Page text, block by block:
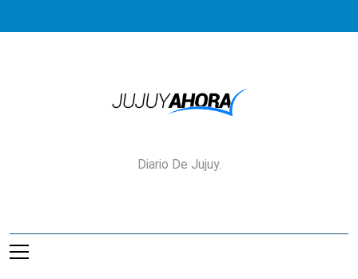
Jujuy Ahora!
Diario De Jujuy.